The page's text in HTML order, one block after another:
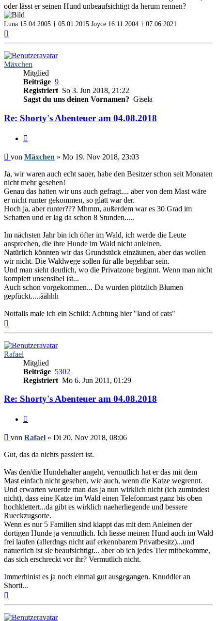
oder lässt er seinen Hund unbeaufsichtigt da herum rennen?
Luna 15.04.2005 † 05.01.2015 Joyce 16.11.2004 † 07.06.2021
Mäxchen
Mitglied
Beiträge 9
Registriert So 3. Jun 2018, 21:22
Sagst du uns deinen Vornamen? Gisela
Re: Shorty's Abenteuer am 04.08.2018
Beitrag
von Mäxchen » Mo 19. Nov 2018, 23:03
Ja, wir waren auch echt sauer, habe den Besitzer schon seit Monaten
nicht mehr gesehen!
Genau das hatten wir uns auch gefragt.... aber von dem Mast wäre
er nicht runter gekommen, so glatt war der.
Hoch ja, aber runter??? Mhmm, außerdem war es 30 Grad im
Schatten und er lag da schon 8 Stunden.....
Im nächsten Jahr bin ich öfter im Wald, ich werde die Leute
ansprechen, die ihre Hunde im Wald nicht anleinen.
Natürlich könnten wir das Grundstück einzäunen, aber das wollen
wir nicht. Die Waldwege sollen für alle begehbar sein.
Und man sieht deutlich, wo die Privatzone beginnt. Wenn man nicht
komplett unsensibel ist...
Auch schon vorgekommen... Da wurden plötzlich Blumen
gepfückt.....äähhh
Notfalls male ich ein Schild: Achtung hier "land of cats"
Rafael
Mitglied
Beiträge 5302
Registriert Mo 6. Jun 2011, 01:29
Re: Shorty's Abenteuer am 04.08.2018
Beitrag
von Rafael » Di 20. Nov 2018, 08:06
Gut, das da nichts passiert ist.
Was den/die Hundehalter angeht, vermutlich hat er das mit dem
Mast einfach nicht gesehen, wie auch, wenn die Katze wegrennt.
Und erwarten wuerde man das ja nun wirklich nicht (ich zumindest
nicht), dass eine Katze im Wald einen Telefonmast ganz bis oben
hochklettert...da gibt es wirklich naeherliegende und bessere
Rueckzugsorte.
Wenn es nur 5 Familien sind klappt das mit dem Anleinen der
dortigen Hunde ja vermutlich. Ich liesse meinen Hund auch im Wald
frei laufen (allerdngs nicht auf erkennbarem Privatbesitz)...und
natuerlich ist sie beaufsichtigt... aber ob ich jedes Tier mitbekomme,
das sich erschreckt vor ihr? Vermutlich nicht.
Immerhinist es ja noch einmal gut ausgegangen. Knuddler an
Shorti...